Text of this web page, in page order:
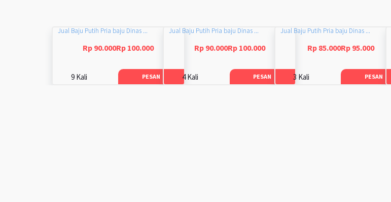
Jual Baju Putih Pria baju Dinas ...
Rp 90.000Rp 100.000
9 Kali PESAN
Jual Baju Putih Pria baju Dinas ...
Rp 90.000Rp 100.000
4 Kali PESAN
Jual Baju Putih Pria baju Dinas ...
Rp 85.000Rp 95.000
3 Kali PESAN